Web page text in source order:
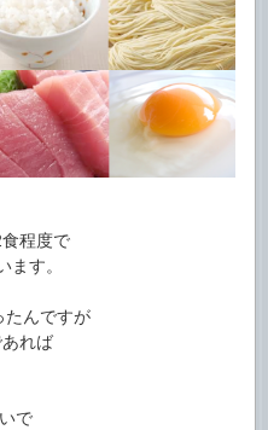
程度で
ます。
たんですが
れば
で